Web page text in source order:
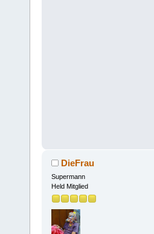
DieFrau
Supermann
Held Mitglied